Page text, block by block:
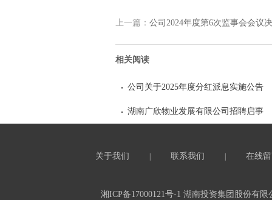
上一篇： 公司2024年度第6次监事会会议
相关阅读
公司关于2025年度分红派息实施公告
湖南广欣物业发展有限公司招聘启事
关于我们 联系我们 在线
湘ICP备17000121号-1 湖南投资集团股份有限